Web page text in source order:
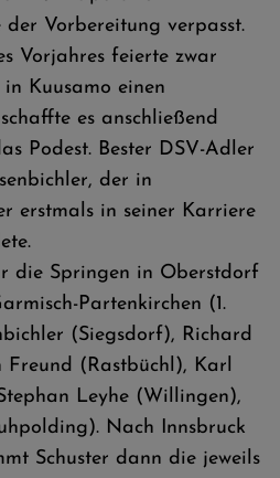
Vorbereitung verpasst.
Vorjahres feierte zwar
Kuusamo einen
es anschließend
Podest. Bester DSV-Adler
der in
erstmals in seiner Karriere
die Springen in Oberstdorf
Partenkirchen (1.
(Siegsdorf), Richard
Freund (Rastbüchl), Karl
Leyhe (Willingen),
Nach Innsbruck
Schuster dann die jeweils